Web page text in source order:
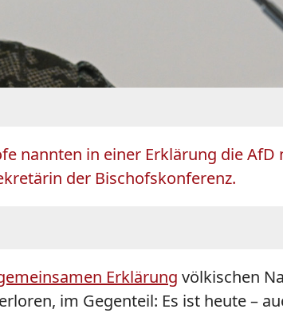
nannten in einer Erklärung die
der Bischofskonferenz.
Erklärung völkischen
im Gegenteil: Es ist heute –